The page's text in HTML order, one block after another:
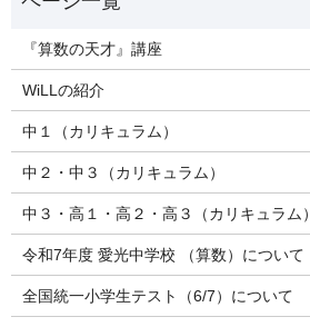
『算数の天才』講座
WiLLの紹介
中１（カリキュラム）
中２・中３（カリキュラム）
中３・高１・高２・高３（カリキュラム）
令和7年度 愛光中学校 （算数）について
全国統一小学生テスト（6/7）について